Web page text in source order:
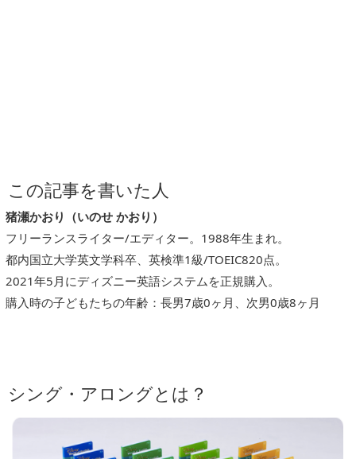
この記事を書いた人
猪瀬かおり（いのせ かおり）
フリーランスライター/エディター。1988年生まれ。
都内国立大学英文学科卒、英検準1級/TOEIC820点。
2021年5月にディズニー英語システムを正規購入。
購入時の子どもたちの年齢：長男7歳0ヶ月、次男0歳8ヶ月
シング・アロングとは？